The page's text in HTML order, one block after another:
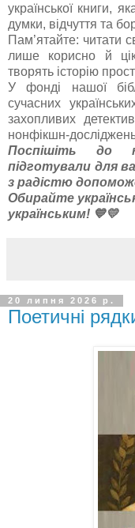
української книги,
думки, відчуття та
Пам’ятайте: читати
лише корисно й
творять історію
У фонді нашої
сучасних
захопливих
нонфікшн-
Поспішіть до
підготували для
з радістю
Обирайте
українським! 💙💛
20 липня 2026 р.
Поетичні